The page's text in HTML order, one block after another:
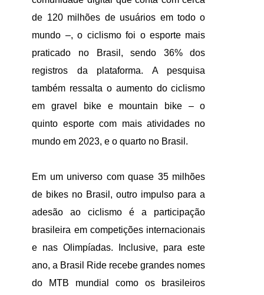
de 120 milhões de usuários em todo o
mundo –, o ciclismo foi o esporte mais
praticado no Brasil, sendo 36% dos
registros da plataforma. A pesquisa
também ressalta o aumento do ciclismo
em gravel bike e mountain bike – o
quinto esporte com mais atividades no
mundo em 2023, e o quarto no Brasil.
Em um universo com quase 35 milhões
de bikes no Brasil, outro impulso para a
adesão ao ciclismo é a participação
brasileira em competições internacionais
e nas Olimpíadas. Inclusive, para este
ano, a Brasil Ride recebe grandes nomes
do MTB mundial como os brasileiros